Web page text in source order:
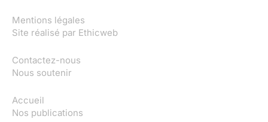
Mentions légales
Site réalisé par Ethicweb
Contactez-nous
Nous soutenir
Accueil
Nos publications